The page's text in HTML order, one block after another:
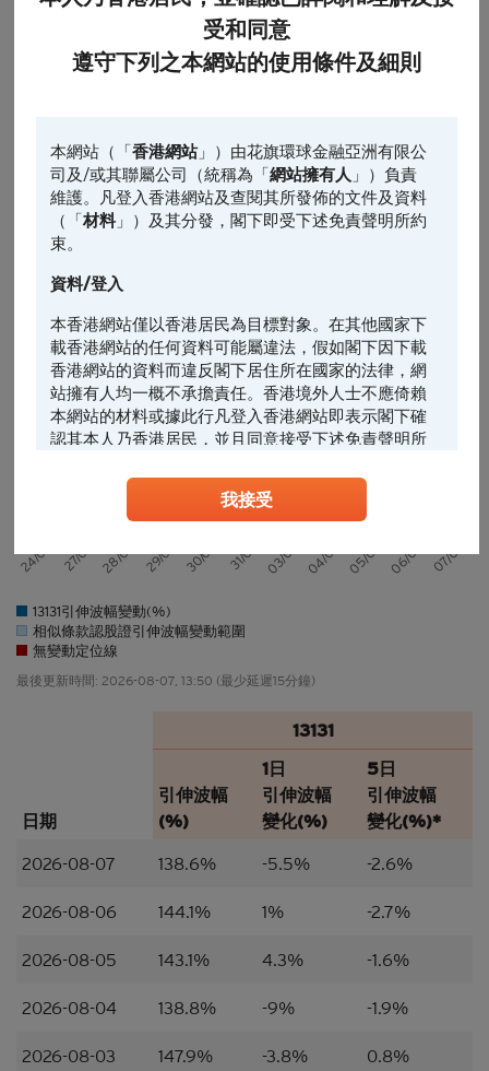
受和同意
遵守下列之本網站的使用條件及細則
本網站（「香港網站」）由花旗環球金融亞洲有限公
司及/或其聯屬公司（統稱為「網站擁有人 」）負責
維護。凡登入香港網站及查閱其所發佈的文件及資料
（「材料」）及其分發，閣下即受下述免責聲明所約
束。
資料/登入
本香港網站僅以香港居民為目標對象。在其他國家下
載香港網站的任何資料可能屬違法，假如閣下因下載
香港網站的資料而違反閣下居住所在國家的法律，網
站擁有人均一概不承擔責任。香港境外人士不應倚賴
本網站的材料或據此行凡登入香港網站即表示閣下確
認其本人乃香港居民，並且同意接受下述免責聲明所
任何人士登入本香港網站或可能管有其中所載材料，
應當查明及遵照任何適用的限制（包括本文所載
擁有人絕不承擔責任。本香港網站所載的任何資料嚴
的地區複製、分發、傳送、披露或發佈給當地人士，
特別要注意的是，本網站所載的資料不得帶進或傳送
到美國或直接或間接在美國或向任何美籍人士（定義
見1933年美國《證券法》S規例）傳閱。為遵守適用
設， 閣下不應在香港境外登入、瀏覽本香港網站及/
或下載當中任何內容。
並非邀約/意見/建議
本香港網站所載的材料僅供參考及討論用途，並不構
成或組成購買、出售、認購或承銷任何材料或本香港
的一項（或其中一部分的）要約、邀請、招攬、誘
品或達成任何交易的意見或任何形式的建議。本網站
聲明。
所編製的材料僅概括以一般資訊接收者為對象，並無
我接受
10:00 11:00 13:00 14:00
最後更新時間: 2026-08-07, 14:05
引伸波幅
24/07 27/0728/0729/0730/07 31/0703/0804/0805/0806/0807/08
13131引伸波幅變動(%)
相似條款認股證引伸波幅變動範圍
無變動定位線
最後更新時間: 2026-08-07, 13:50 (最少延遲15分鐘)
13131
日期
引伸波幅
(%)
1日
引伸波幅
變化(%)
5日
引伸波幅
變化(%)*
2026-08-07 138.6% -5.5% -2.6%
2026-08-06 144.1% 1% -2.7%
2026-08-05 143.1% 4.3% -1.6%
2026-08-04 138.8% -9% -1.9%
2026-08-03 147.9% -3.8% 0.8%